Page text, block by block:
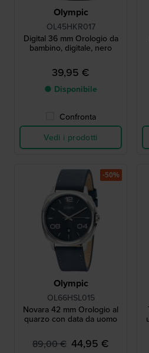
Olympic
OL45HKR017
Digital 36 mm Orologio da
bambino, digitale, nero
39,95 €
● Disponibile
Confronta
Vedi i prodotti
Olympic
OL66HSL015
Novara 42 mm Orologio al
quarzo con data da uomo
89,00 € 44,95 €
-50%